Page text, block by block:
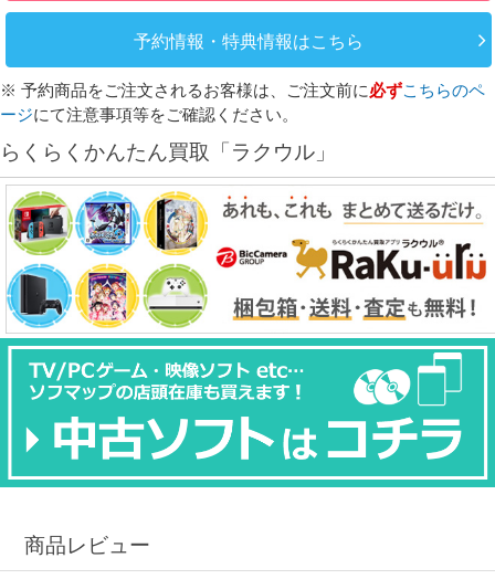
予約情報・特典情報はこちら
※ 予約商品をご注文されるお客様は、ご注文前に必ずこちらのペ
ージにて注意事項等をご確認ください。
らくらくかんたん買取「ラクウル」
商品レビュー